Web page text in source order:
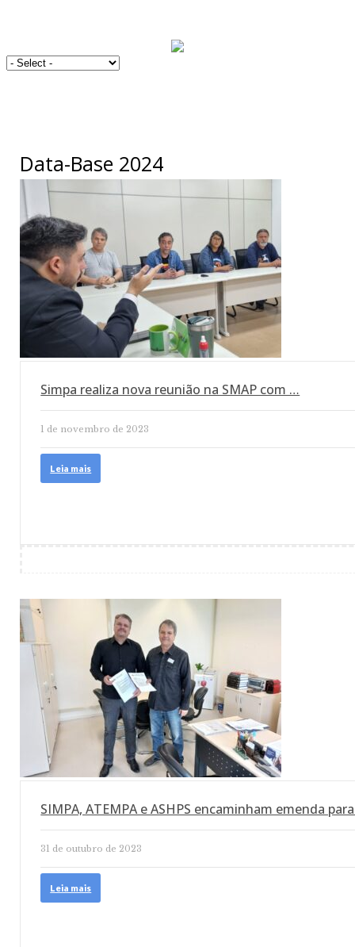
Data-Base 2024
Simpa realiza nova reunião na SMAP com …
1 de novembro de 2023
Leia mais
SIMPA, ATEMPA e ASHPS encaminham emenda
31 de outubro de 2023
Leia mais